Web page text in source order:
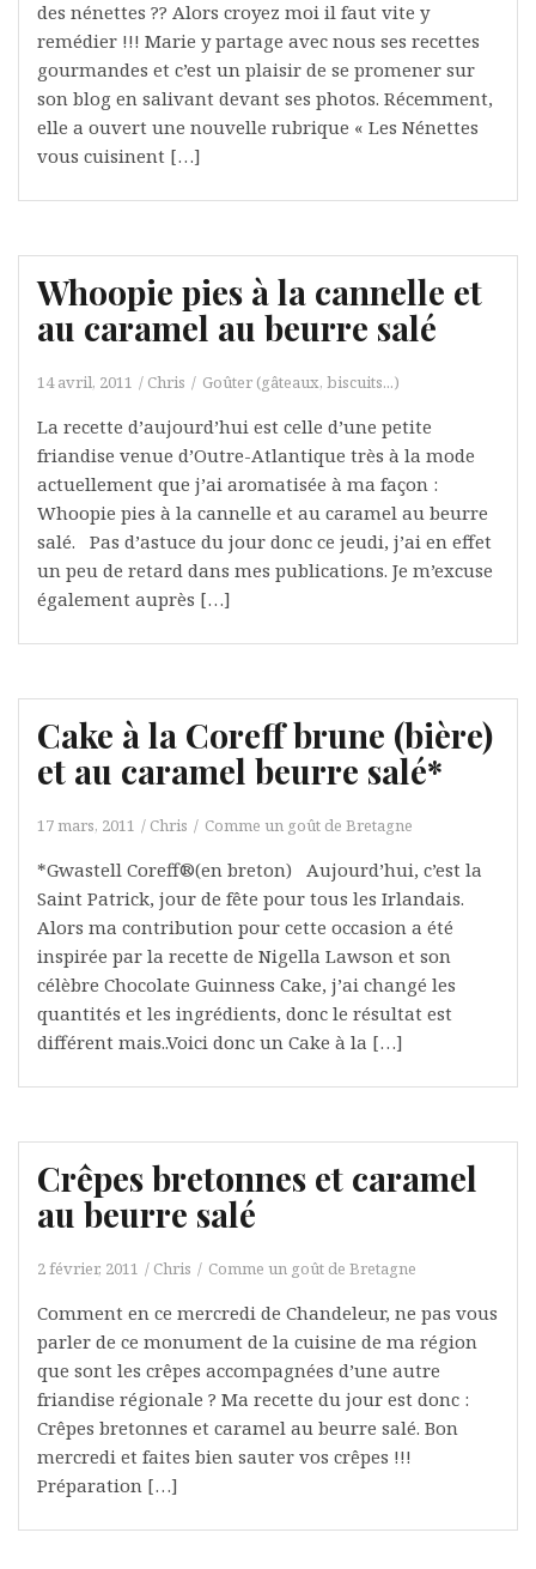
des nénettes ?? Alors croyez moi il faut vite y
remédier !!! Marie y partage avec nous ses recettes
gourmandes et c’est un plaisir de se promener sur
son blog en salivant devant ses photos. Récemment,
elle a ouvert une nouvelle rubrique « Les Nénettes
vous cuisinent […]
Whoopie pies à la cannelle et
au caramel au beurre salé
14 avril, 2011 Chris Goûter (gâteaux, biscuits...)
La recette d’aujourd’hui est celle d’une petite
friandise venue d’Outre-Atlantique très à la mode
actuellement que j’ai aromatisée à ma façon :
Whoopie pies à la cannelle et au caramel au beurre
salé. Pas d’astuce du jour donc ce jeudi, j’ai en effet
un peu de retard dans mes publications. Je m’excuse
également auprès […]
Cake à la Coreff brune (bière)
et au caramel beurre salé*
17 mars, 2011 Chris Comme un goût de Bretagne
*Gwastell Coreff®(en breton) Aujourd’hui, c’est la
Saint Patrick, jour de fête pour tous les Irlandais.
Alors ma contribution pour cette occasion a été
inspirée par la recette de Nigella Lawson et son
célèbre Chocolate Guinness Cake, j’ai changé les
quantités et les ingrédients, donc le résultat est
différent mais..Voici donc un Cake à la […]
Crêpes bretonnes et caramel
au beurre salé
2 février, 2011 Chris Comme un goût de Bretagne
Comment en ce mercredi de Chandeleur, ne pas vous
parler de ce monument de la cuisine de ma région
que sont les crêpes accompagnées d’une autre
friandise régionale ? Ma recette du jour est donc :
Crêpes bretonnes et caramel au beurre salé. Bon
mercredi et faites bien sauter vos crêpes !!!
Préparation […]